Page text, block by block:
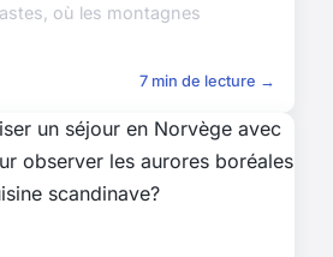
où les montagnes
7 min de lecture →